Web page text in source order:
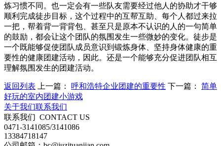
炼习惯不同。也一定会有一些队友需要经过他人的协助才干够
顺利完成徒步目标，这个过程中的互帮互助、每个人都过来拉
一把，帮着背一背背包、甚至只是原本不认识的人的一句简单
的鼓励，都会让这个团队的氛围发生一些微妙的变化。徒步是
一个既能够促使团队成员意识到锻炼身体、坚持身体健康的重
要性的健康团建活动，因此。还是一个能够充分促进团队相互
理解氛围发生的团建活动。
返回列表 上一篇： 呼和浩特企业团建的重要性 下一篇： 简单
好玩的室内团建小游戏
关于我们联系我们
联系我们 CONTACT US
0471-3141085/3141086
13384718147